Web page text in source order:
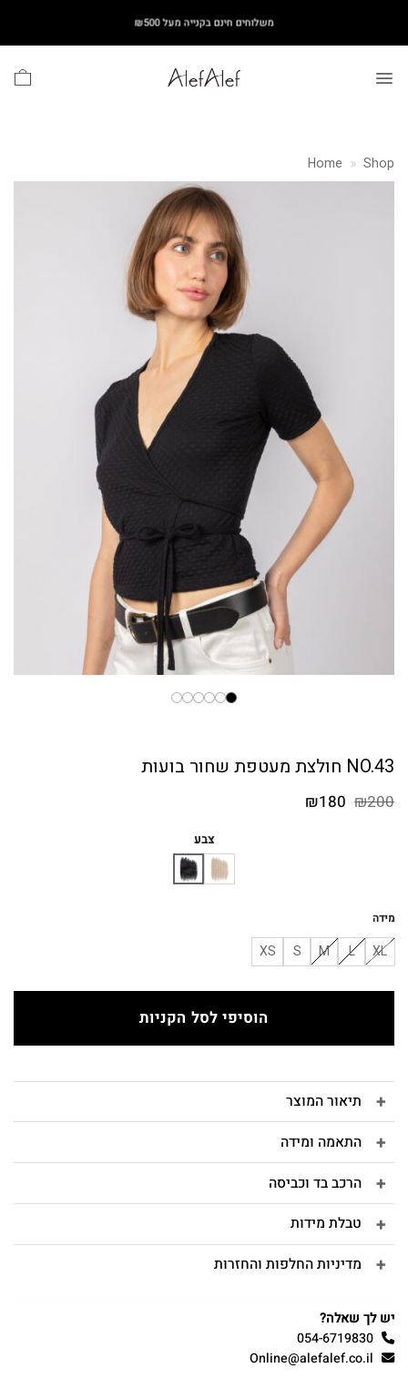
content
משלוחים חינם בקנייה מעל ₪500
Home » Shop
NO.43 חולצת מעטפת שחור בועות
₪200 המחיר
₪180
צבע
מידה
XL
L
M
S
XS
הוסיפי לסל הקניות
תיאור המוצר
התאמה ומידה
הרכב בד וכביסה
טבלת מידות
מדיניות החלפות והחזרות
יש לך שאלה?
054-6719830
Online@alefalef.co.il